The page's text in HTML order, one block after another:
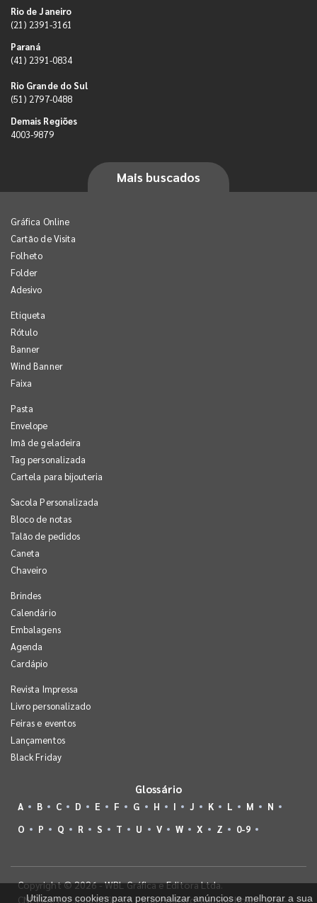
Rio de Janeiro
(21) 2391-3161
Paraná
(41) 2391-0834
Rio Grande do Sul
(51) 2797-0488
Demais Regiões
4003-9879
Mais buscados
Gráfica Online
Cartão de Visita
Folheto
Folder
Adesivo
Etiqueta
Rótulo
Banner
Wind Banner
Faixa
Pasta
Envelope
Imã de geladeira
Tag personalizada
Cartela para bijouteria
Sacola Personalizada
Bloco de notas
Talão de pedidos
Caneta
Chaveiro
Brindes
Calendário
Embalagens
Agenda
Cardápio
Revista Impressa
Livro personalizado
Feiras e eventos
Lançamentos
Black Friday
Glossário
A B C D E F G H I J K L M
N
O
P Q R S T U V W X Z 0-9
Copyright © 2026 - WBL Gráfica e Editora Ltda.
CNPJ 08.142.850/0001-36 - Rua Prefeito Takume Koike, 499 -
Utilizamos cookies para personalizar anúncios e melhorar a sua